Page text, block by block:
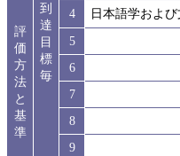
評
価
方
法
と
基
準
到
達
目
標
毎
4
日本語学およ
5
6
7
8
9